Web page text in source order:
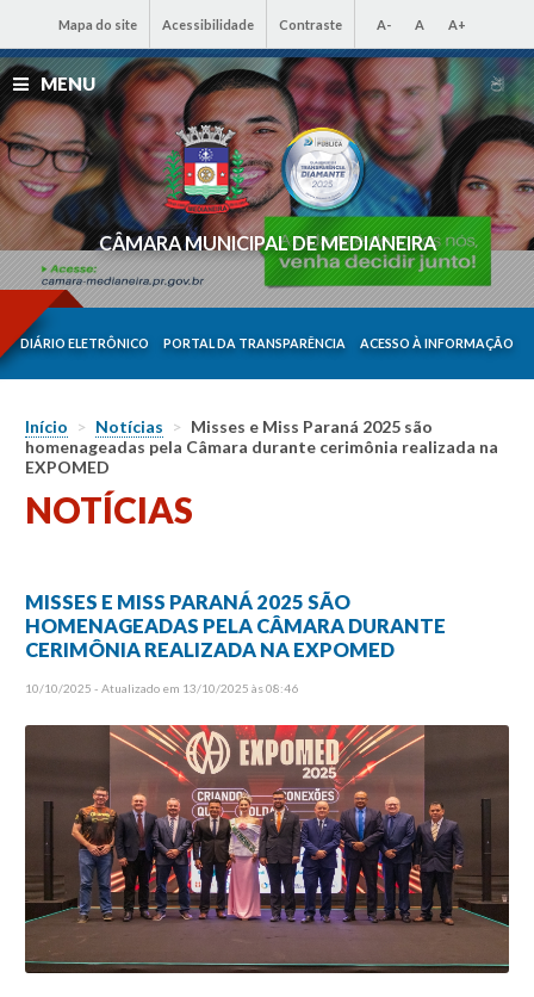
Mapa do site Acessibilidade Contraste A- A A+
MENU
CÂMARA MUNICIPAL DE MEDIANEIRA
DIÁRIO ELETRÔNICO PORTAL DA TRANSPARÊNCIA ACESSO À INFORMAÇÃO
Início > Notícias > Misses e Miss Paraná 2025 são
homenageadas pela Câmara durante cerimônia realizada na
EXPOMED
NOTÍCIAS
MISSES E MISS PARANÁ 2025 SÃO
HOMENAGEADAS PELA CÂMARA DURANTE
CERIMÔNIA REALIZADA NA EXPOMED
10/10/2025 - Atualizado em 13/10/2025 às 08:46